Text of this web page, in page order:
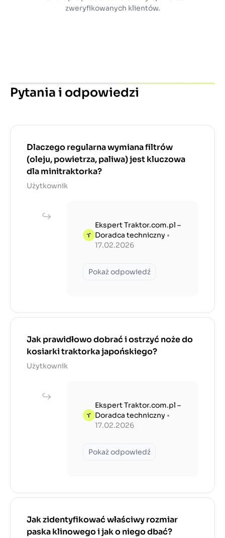
zweryfikowanych klientów.
Pytania i odpowiedzi
Dlaczego regularna wymiana filtrów
(oleju, powietrza, paliwa) jest kluczowa
dla minitraktorka?
Użytkownik
Ekspert Traktor.com.pl –
Doradca techniczny •
17.02.2026
Pokaż odpowiedź
Jak prawidłowo dobrać i ostrzyć noże do
kosiarki traktorka japońskiego?
Użytkownik
Ekspert Traktor.com.pl –
Doradca techniczny •
17.02.2026
Pokaż odpowiedź
Jak zidentyfikować właściwy rozmiar
paska klinowego i jak o niego dbać?